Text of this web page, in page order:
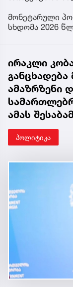
მონეტარული
სხდომა 2026
ირაკლი
ამაზრზენი
ამას
პოლიტიკა